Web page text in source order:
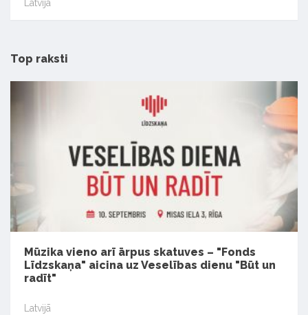
Latvijā
Top raksti
Mūzika vieno arī ārpus skatuves – "Fonds
Līdzskaņa" aicina uz Veselības dienu "Būt un
radīt"
Latvijā